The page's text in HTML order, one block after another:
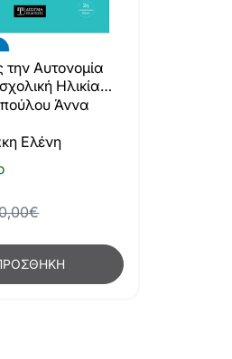
την Αυτονομία
Ηλικία
Άννα
Ελένη